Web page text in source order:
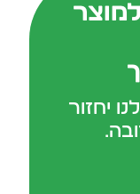
יחזור